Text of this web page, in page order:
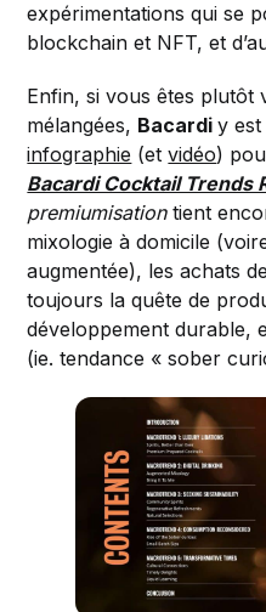
expérimentations qui se
blockchain et NFT, et
Enfin, si vous êtes plutôt
mélangées, Bacardiy
infographie (etvidéo)
Bacardi Cocktail Trends
premiumisationtient
mixologie à domicile
augmentée), les achats
toujours la quête de
développement durable,
(ie. tendance « sober